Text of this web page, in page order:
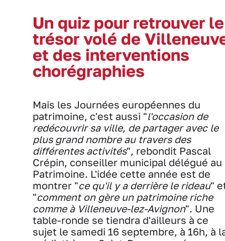
Un quiz pour retrouver le
trésor volé de
et des interventions
chorégraphies
Mais les Journées européennes du
patrimoine, c'est aussi "l'occasion de
redécouvrir sa ville, de partager avec le
plus grand nombre au travers des
différentes activités", rebondit Pascal
Crépin, conseiller municipal délégué au
Patrimoine. L'idée cette année est de
montrer "ce qu'il y a derrière le rideau"
"comment on gère un patrimoine riche
comme à Villeneuve-lez-Avignon". Une
table-ronde se tiendra d'ailleurs à ce
sujet le samedi 16 septembre, à 16h, à